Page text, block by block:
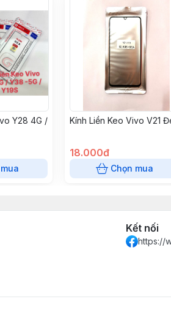
Y28 4G /
Kính Liền Keo Vivo V21
18.000đ
Chọn mua
Kết nối
https://